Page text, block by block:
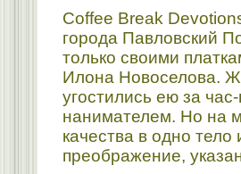
Coffee Break
города Павловский
только своими
Илона Новоселова.
угостились ею за
нанимателем. Но на
качества в одно тело
преображение,